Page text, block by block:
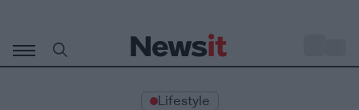
περιεχόμενο
Lifestyle